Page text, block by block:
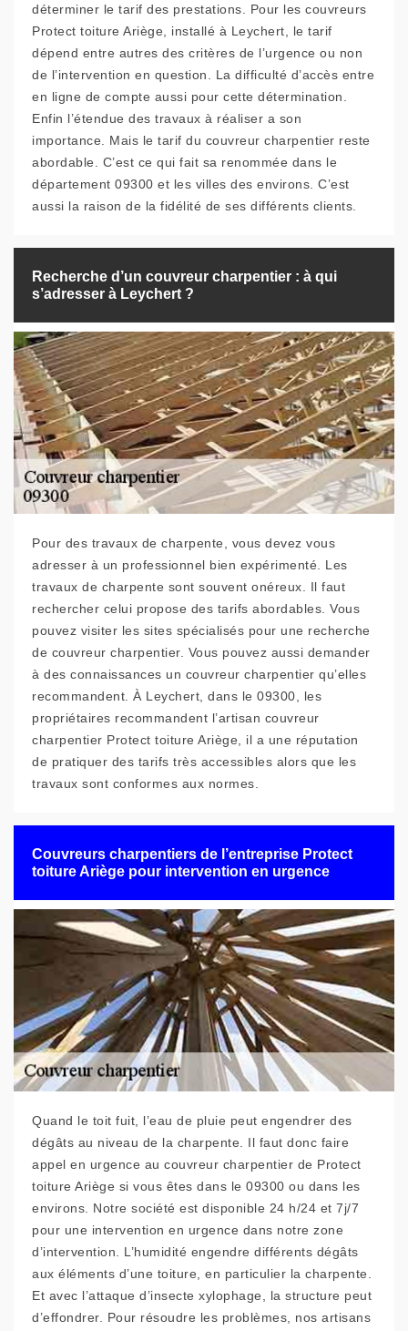
déterminer le tarif des prestations. Pour les couvreurs
Protect toiture Ariège, installé à Leychert, le tarif
dépend entre autres des critères de l’urgence ou non
de l’intervention en question. La difficulté d’accès entre
en ligne de compte aussi pour cette détermination.
Enfin l’étendue des travaux à réaliser a son
importance. Mais le tarif du couvreur charpentier reste
abordable. C’est ce qui fait sa renommée dans le
département 09300 et les villes des environs. C’est
aussi la raison de la fidélité de ses différents clients.
Recherche d’un couvreur charpentier : à qui
s’adresser à Leychert ?
Pour des travaux de charpente, vous devez vous
adresser à un professionnel bien expérimenté. Les
travaux de charpente sont souvent onéreux. Il faut
rechercher celui propose des tarifs abordables. Vous
pouvez visiter les sites spécialisés pour une recherche
de couvreur charpentier. Vous pouvez aussi demander
à des connaissances un couvreur charpentier qu’elles
recommandent. À Leychert, dans le 09300, les
propriétaires recommandent l’artisan couvreur
charpentier Protect toiture Ariège, il a une réputation
de pratiquer des tarifs très accessibles alors que les
travaux sont conformes aux normes.
Couvreurs charpentiers de l’entreprise Protect
toiture Ariège pour intervention en urgence
Quand le toit fuit, l’eau de pluie peut engendrer des
dégâts au niveau de la charpente. Il faut donc faire
appel en urgence au couvreur charpentier de Protect
toiture Ariège si vous êtes dans le 09300 ou dans les
environs. Notre société est disponible 24 h/24 et 7j/7
pour une intervention en urgence dans notre zone
d’intervention. L’humidité engendre différents dégâts
aux éléments d’une toiture, en particulier la charpente.
Et avec l’attaque d’insecte xylophage, la structure peut
d’effondrer. Pour résoudre les problèmes, nos artisans